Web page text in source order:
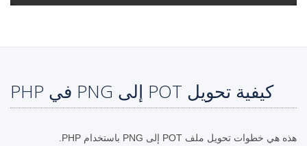
كيفية تحويل POT إلى PNG في PHP
هذه هي خطوات تحويل ملف POT إلى PNG باستخدام PHP.